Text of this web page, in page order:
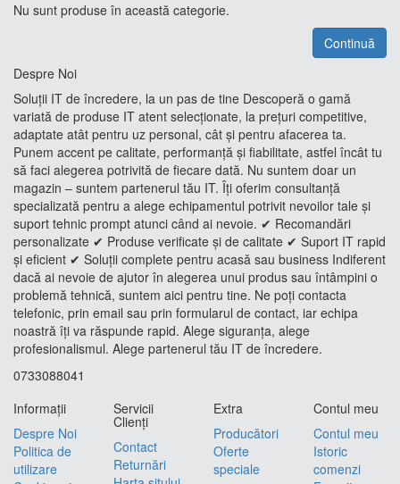
Nu sunt produse în această categorie.
Continuă
Despre Noi
Soluții IT de încredere, la un pas de tine Descoperă o gamă
variată de produse IT atent selecționate, la prețuri competitive,
adaptate atât pentru uz personal, cât și pentru afacerea ta.
Punem accent pe calitate, performanță și fiabilitate, astfel încât tu
să faci alegerea potrivită de fiecare dată. Nu suntem doar un
magazin – suntem partenerul tău IT. Îți oferim consultanță
specializată pentru a alege echipamentul potrivit nevoilor tale și
suport tehnic prompt atunci când ai nevoie. ✔ Recomandări
personalizate ✔ Produse verificate și de calitate ✔ Suport IT rapid
și eficient ✔ Soluții complete pentru acasă sau business Indiferent
dacă ai nevoie de ajutor în alegerea unui produs sau întâmpini o
problemă tehnică, suntem aici pentru tine. Ne poți contacta
telefonic, prin email sau prin formularul de contact, iar echipa
noastră îți va răspunde rapid. Alege siguranța, alege
profesionalismul. Alege partenerul tău IT de încredere.
0733088041
Informaţii
Despre Noi
Politica de
utilizare
Servicii
Clienţi
Contact
Returnări
Extra
Producători
Oferte
speciale
Contul meu
Contul meu
Istoric
comenzi